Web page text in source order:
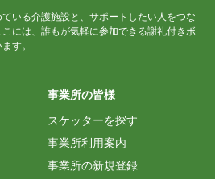
いる介護施設と、サポートしたい人をつな
には、誰もが気軽に参加できる謝礼付きボ
す。
事業所の皆様
スケッターを探す
事業所利用案内
事業所の新規登録